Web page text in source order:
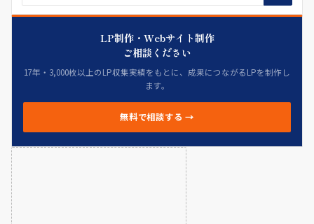
LP制作・Webサイト制作
ご相談ください
17年・3,000枚以上のLP収集実績をもとに、成果につながるLPを制作し
ます。
無料で相談する →